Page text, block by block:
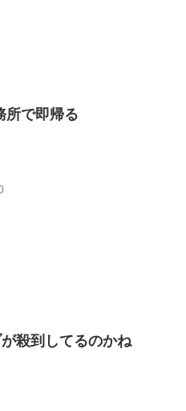
所で即帰る
殺到してるのかね